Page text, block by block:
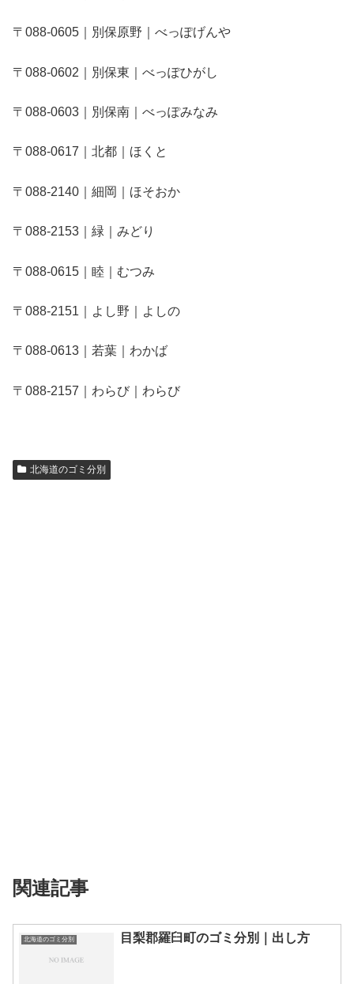
〒088-0605｜別保原野｜べっぽげんや
〒088-0602｜別保東｜べっぽひがし
〒088-0603｜別保南｜べっぽみなみ
〒088-0617｜北都｜ほくと
〒088-2140｜細岡｜ほそおか
〒088-2153｜緑｜みどり
〒088-0615｜睦｜むつみ
〒088-2151｜よし野｜よしの
〒088-0613｜若葉｜わかば
〒088-2157｜わらび｜わらび
北海道のゴミ分別
関連記事
北海道のゴミ分別 目梨郡羅臼町のゴミ分別｜出し方